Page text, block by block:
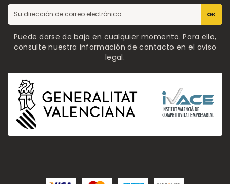
OK
Puede darse de baja en cualquier momento. Para ello,
consulte nuestra información de contacto en el aviso
legal.